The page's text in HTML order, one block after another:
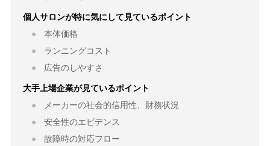
個人サロンが特に気にして見ているポイント
本体価格
ランニングコスト
広告のしやすさ
大手上場企業が見ているポイント
メーカーの社会的信用性、財務状況
安全性のエビデンス
故障時の対応フロー